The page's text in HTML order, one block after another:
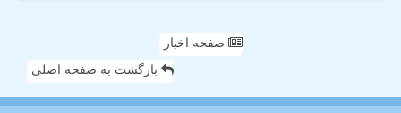
صفحه اخبار
بازگشت به صفحه اصلی